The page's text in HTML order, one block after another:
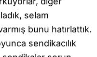
selam
bunu hatırlattık.
sendikacılık